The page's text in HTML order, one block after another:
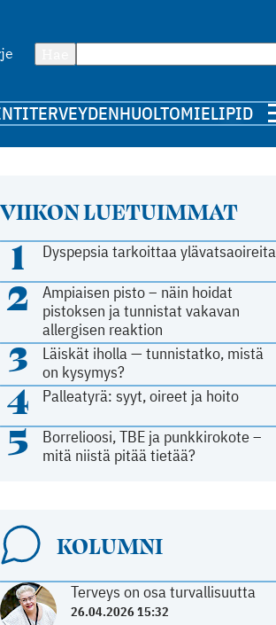
TERVEYDENHUOLTOMIELIPIDE
VIIKON LUETUIMMAT
1 Dyspepsia tarkoittaa ylävatsaoireita
2
Ampiaisen pisto – näin hoidat
pistoksen ja tunnistat vakavan
allergisen reaktion
3
Läiskät iholla — tunnistatko, mistä
on kysymys?
4 Palleatyrä: syyt, oireet ja hoito
5
Borrelioosi, TBE ja punkkirokote –
mitä niistä pitää tietää?
KOLUMNI
Terveys on osa turvallisuutta
26.04.2026 15:32